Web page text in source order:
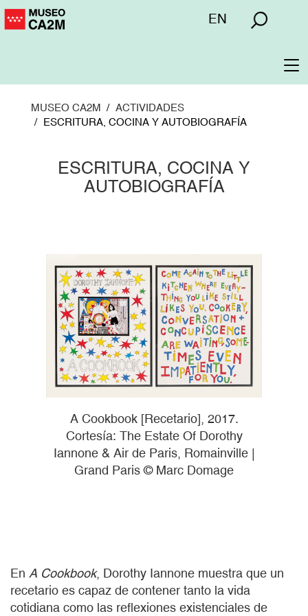
Pasar
Menú
EN
MUSEO CA2M
ACTIVIDADES
ESCRITURA, COCINA Y AUTOBIOGRAFÍA
ESCRITURA, COCINA Y
AUTOBIOGRAFÍA
A Cookbook [Recetario], 2017.
Cortesía: The Estate Of Dorothy
Iannone & Air de Paris, Romainville |
Grand Paris © Marc Domage
En A Cookbook, Dorothy Iannone muestra que un
recetario es capaz de contener tanto la vida
cotidiana como las reflexiones existenciales de